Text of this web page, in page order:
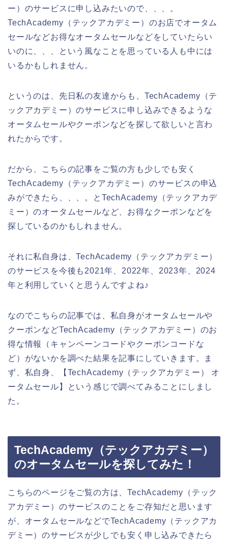
ー）のサービスに申し込みたいので、、、。
TechAcademy（テックアカデミー）のお店でオータム
セールなどお得なオータムセールなどをしていたらい
いのに、、、という風なことを思っている人も中には
いるかもしれません。
というのは、先日私の友達からも、TechAcademy（テ
ックアカデミー）のサービスに申し込みできるような
オータムセールやクーポンなどを探して欲しいと言わ
れたからです。
だから、こちらの記事をご覧の方も少しでも安く
TechAcademy（テックアカデミー）のサービスの申込
みができたら、、、。とTechAcademy（テックアカデ
ミー）のオータムセールなど、お得なクーポンなどを
探しているのかもしれません。
それに私自身は、TechAcademy（テックアカデミー）
のサービスを今後も2021年、2022年、2023年、2024
年と利用していくと思うんですよね♪
なのでこちらの記事では、私自身がオータムセールや
クーポンなどTechAcademy（テックアカデミー）のお
得な情報（キャンペーンコードやクーポンコードな
ど）がないかを調べた結果を記事にしていきます。ま
ず、私自身、【TechAcademy（テックアカデミー） オ
ータムセール】という感じで調べてみることにしまし
た。
TechAcademy（テックアカデミー）
のオータムセールを探してみた！
こちらのページをご覧の方は、TechAcademy（テック
アカデミー）のサービスのことをご存知だと思います
が、オータムセールなどでTechAcademy（テックアカ
デミー）のサービスが少しでも安く申し込みできたら